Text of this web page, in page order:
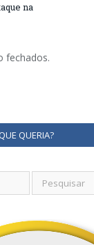
na
fechados.
QUERIA?